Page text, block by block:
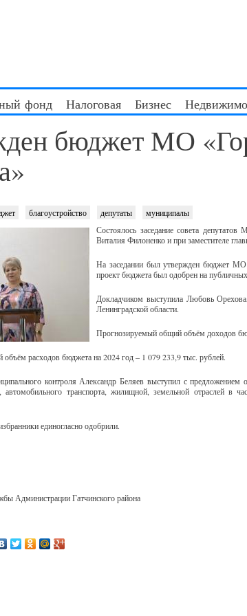
фонд Налоговая Бизнес
бюджет МО
благоустройство депутаты
муниципалы
Состоялось заседание совета
Виталия Филоненко и при заместителе
На заседании был утвержден бюджет
проект бюджета был одобрен на
Докладчиком выступила Любовь
Ленинградской области.
Прогнозируемый общий объём доходов
расходов бюджета на 2024 год – 1 079 233,9 тыс. рублей.
контроля Александр Беляев выступил с
автомобильного транспорта, жилищной, земельной отраслей в
единогласно одобрили.
Администрации Гатчинского района